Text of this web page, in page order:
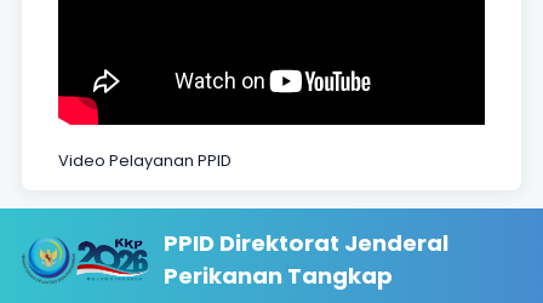
Video Pelayanan PPID
PPID Direktorat Jenderal
Perikanan Tangkap